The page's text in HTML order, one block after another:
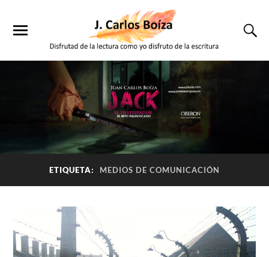
ETIQUETA: MEDIOS DE COMUNICACIÓN